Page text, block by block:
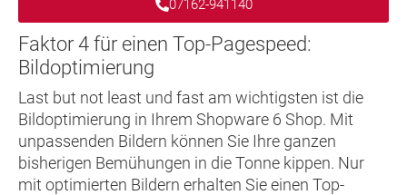
07162-941140
Faktor 4 für einen Top-Pagespeed:
Bildoptimierung
Last but not least und fast am wichtigsten ist die
Bildoptimierung in Ihrem Shopware 6 Shop. Mit
unpassenden Bildern können Sie Ihre ganzen
bisherigen Bemühungen in die Tonne kippen. Nur
mit optimierten Bildern erhalten Sie einen Top-